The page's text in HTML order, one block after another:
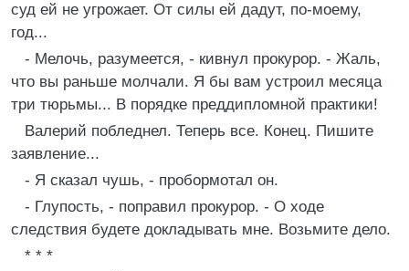
суд ей не угрожает. От силы ей дадут, по-моему,
год...
- Мелочь, разумеется, - кивнул прокурор. - Жаль,
что вы раньше молчали. Я бы вам устроил месяца
три тюрьмы... В порядке преддипломной практики!
Валерий побледнел. Теперь все. Конец. Пишите
заявление...
- Я сказал чушь, - пробормотал он.
- Глупость, - поправил прокурор. - О ходе
следствия будете докладывать мне. Возьмите дело.
* * *